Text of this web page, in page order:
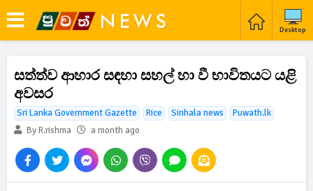
Desktop
සත්ත්ව ආහාර සඳහා සහල් හා වී භාවිතයට යළි
අවසර
Sri Lanka Government Gazette Rice Sinhala news
Puwath.lk
By R.rishma
a month ago